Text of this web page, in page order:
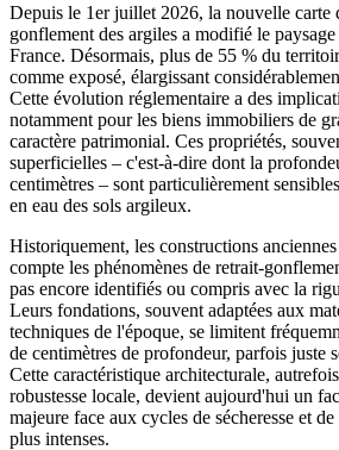
Depuis le 1er juillet 2026, la nouvelle carte
gonflement des argiles a modifié le
France. Désormais, plus de 55 % du
comme exposé, élargissant
Cette évolution réglementaire a des
notamment pour les biens immobiliers de
caractère patrimonial. Ces propriétés,
superficielles – c'est-à-dire dont la
centimètres – sont particulièrement
en eau des sols argileux.
Historiquement, les constructions
compte les phénomènes de retrait-
pas encore identifiés ou compris avec la
Leurs fondations, souvent adaptées aux
techniques de l'époque, se limitent
de centimètres de profondeur, parfois juste
Cette caractéristique architecturale,
robustesse locale, devient aujourd'hui un
majeure face aux cycles de sécheresse et
plus intenses.